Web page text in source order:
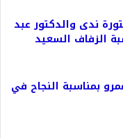
ندى والدكتور عبد
الزفاف السعيد
بمناسبة النجاح في